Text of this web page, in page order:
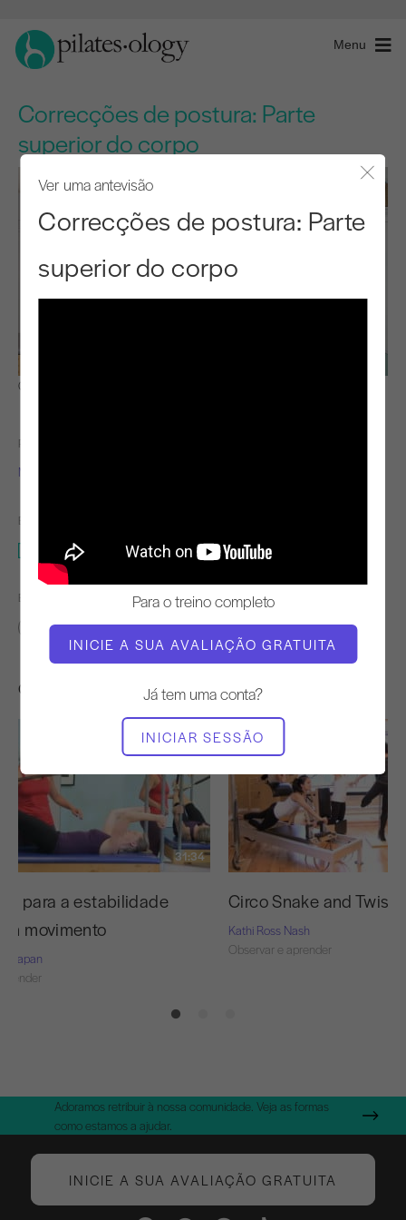
Menu
Correcções de postura: Parte
superior do corpo
Ver uma antevisão
Correcções de postura: Parte
superior do corpo
Para o treino completo
INICIE A SUA AVALIAÇÃO GRATUITA
Já tem uma conta?
INICIAR SESSÃO
Observar e aprender
PROFESSOR
Miguel Silva
EQUIPAMENTO NECESSÁRIO
Estúdio completo
ENCONTRAR AULAS SEMELHANTES PARA
10 - 20 min
Estúdio completo
Outros exercícios de que poderá gostar
31:34
para a estabilidade
movimento
Capan
Circo Snake and Twist
Kathi Ross Nash
Observar e aprender
Adoramos retribuir à nossa comunidade. Veja as formas
como estamos a ajudar.
INICIE A SUA AVALIAÇÃO GRATUITA